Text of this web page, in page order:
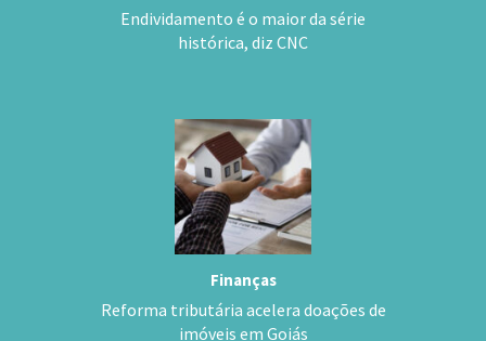
Endividamento é o maior da série
histórica, diz CNC
Finanças
Reforma tributária acelera doações de
imóveis em Goiás